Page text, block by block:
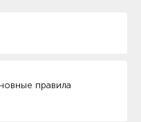
правила